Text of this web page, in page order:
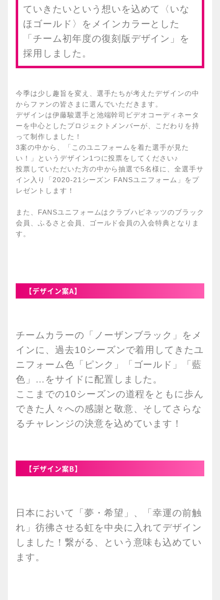
ていきたいという想いを込めて〈いな
ほゴールド〉をメインカラーとした
「チーム初年度の復刻版デザイン」を
採用しました。
今季は少し趣旨を変え、選手たちが考えたデザインの中
からファンの皆さまに選んでいただきます。
デザインは伊藤駿選手と池端幹司ビデオコーディネータ
ーを中心としたプロジェクトメンバーが、こだわりを持
って制作しました！
3案の中から、「このユニフォームを着た選手が見た
い！」というデザイン1つに投票をしてください♪
投票していただいた方の中から抽選で5名様に、全選手サ
イン入り「2020-21シーズン FANSユニフォーム」をプ
レゼントします！
また、FANSユニフォームはクラブハピネッツのブラック
会員、ふるさと会員、ゴールド会員の入会特典となりま
す。
【デザイン案A】
チームカラーの「ノーザンブラック」をメ
インに、過去10シーズンで着用してきたユ
ニフォーム色「ピンク」「ゴールド」「藍
色」…をサイドに配置しました。
ここまでの10シーズンの道程をともに歩ん
できた人々への感謝と敬意、そしてさらな
るチャレンジの決意を込めています！
【デザイン案B】
日本において「夢・希望」、「幸運の前触
れ」彷彿させる虹を中央に入れてデザイン
しました！繋がる、という意味も込めてい
ます。